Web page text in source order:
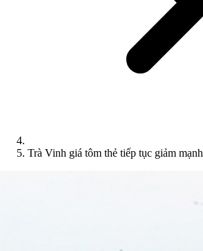
Trà Vinh giá tôm thẻ tiếp tục giảm mạnh